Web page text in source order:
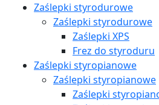
Zaślepki styrodurowe
Zaślepki styrodurowe
Zaślepki XPS
Frez do styroduru
Zaślepki styropianowe
Zaślepki styropianowe
Zaślepki